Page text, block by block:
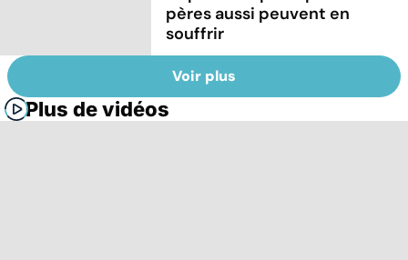
pères aussi peuvent en
souffrir
Voir plus
Plus de vidéos